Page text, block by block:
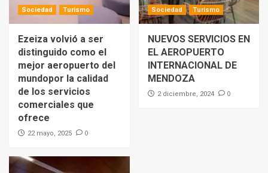
Sociedad Turismo
Ezeiza volvió a ser
distinguido como el
mejor aeropuerto del
mundopor la calidad
de los servicios
comerciales que
ofrece
22 mayo, 2025 0
Sociedad Turismo
NUEVOS SERVICIOS EN
EL AEROPUERTO
INTERNACIONAL DE
MENDOZA
2 diciembre, 2024 0